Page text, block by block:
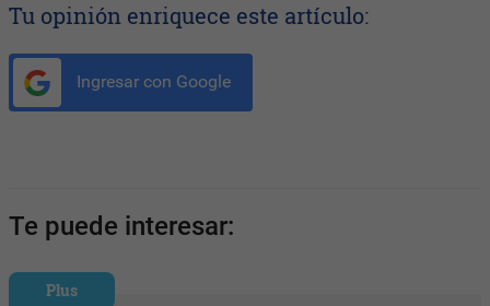
Tu opinión enriquece este artículo:
Ingresar con Google
Te puede interesar:
Plus